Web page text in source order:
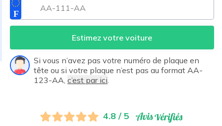
Estimez votre voiture
Si vous n’avez pas votre numéro de plaque en
tête ou si votre plaque n’est pas au format AA-
123-AA, c’est par ici
4.8 / 5